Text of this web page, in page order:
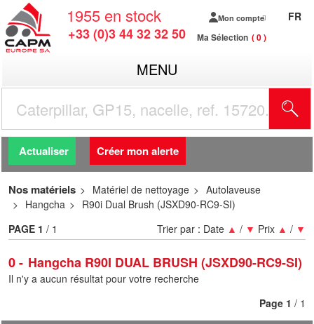
1955 en stock
+33 (0)3 44 32 32 50
Mon compte
Ma Sélection 0
FR
MENU
Actualiser Créer mon alerte
Nos matériels Matériel de nettoyage
Autolaveuse
Hangcha
R90i Dual Brush (JSXD90-RC9-SI)
0 Hangcha R90I DUAL BRUSH (JSXD90-RC9-SI)
Trier par : Date ▲ / ▼ Prix ▲ / ▼
PAGE 1 / 1
Il n'y a aucun résultat pour votre recherche
Page 1 / 1